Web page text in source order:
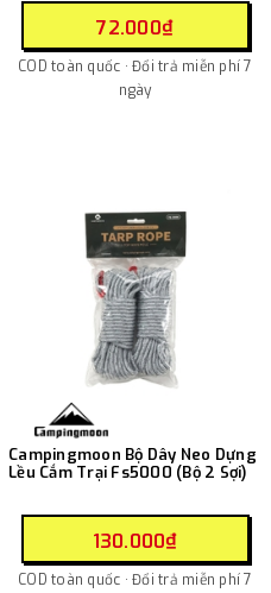
72.000₫
COD toàn quốc · Đổi trả miễn phí 7
ngày
Campingmoon Bộ Dây Neo Dựng
Lều Cắm Trại Fs5000 (Bộ 2 Sợi)
130.000₫
COD toàn quốc · Đổi trả miễn phí 7